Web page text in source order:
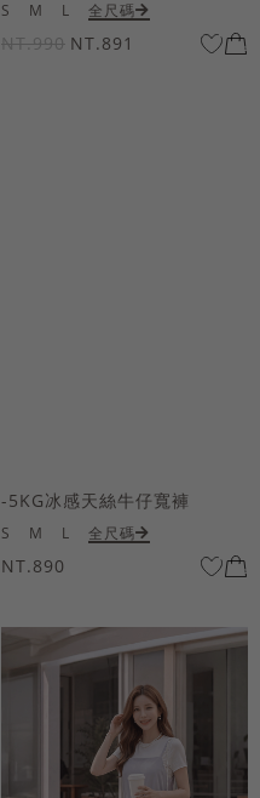
S M L 全尺碼
NT.990 NT.891
-5KG冰感天絲牛仔寬褲
S M L 全尺碼
NT.890